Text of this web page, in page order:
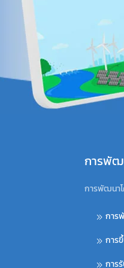
การพัฒ
การพัฒนาโ
การ
การ
การ